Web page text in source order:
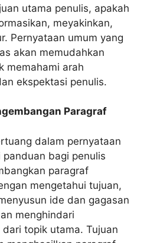
utama penulis, apakah
meyakinkan,
Pernyataan umum yang
akan memudahkan
memahami arah
ekspektasi penulis.
Paragraf
dalam pernyataan
panduan bagi penulis
paragraf
mengetahui tujuan,
ide dan gagasan
menghindari
topik utama. Tujuan